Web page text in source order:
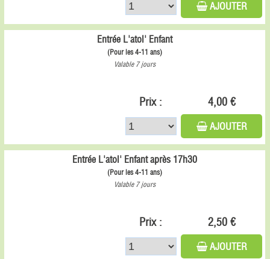
AJOUTER
Entrée L'atol' Enfant
(Pour les 4-11 ans)
Valable 7 jours
Prix : 4,00 €
AJOUTER
Entrée L'atol' Enfant après 17h30
(Pour les 4-11 ans)
Valable 7 jours
Prix : 2,50 €
AJOUTER